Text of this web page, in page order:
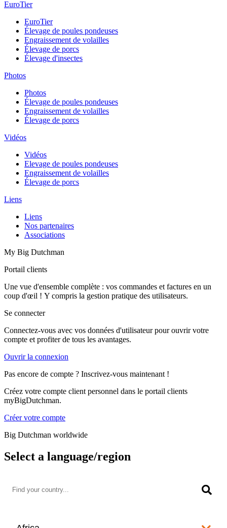
EuroTier
EuroTier
Élevage de poules pondeuses
Engraissement de volailles
Élevage de porcs
Élevage d'insectes
Photos
Photos
Élevage de poules pondeuses
Engraissement de volailles
Élevage de porcs
Vidéos
Vidéos
Elevage de poules pondeuses
Engraissement de volailles
Élevage de porcs
Liens
Liens
Nos partenaires
Associations
My Big Dutchman
Portail clients
Une vue d'ensemble complète : vos commandes et factures en un
coup d'œil ! Y compris la gestion pratique des utilisateurs.
Se connecter
Connectez-vous avec vos données d'utilisateur pour ouvrir votre
compte et profiter de tous les avantages.
Ouvrir la connexion
Pas encore de compte ? Inscrivez-vous maintenant !
Créez votre compte client personnel dans le portail clients
myBigDutchman.
Créer votre compte
Big Dutchman worldwide
Select a language/region